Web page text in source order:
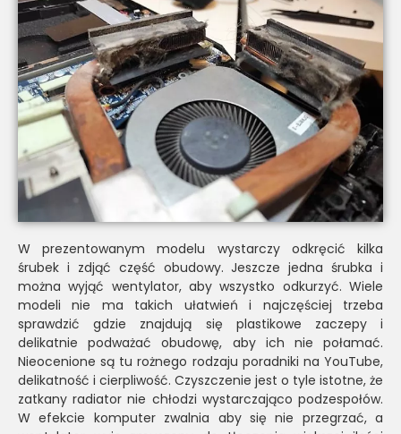
W prezentowanym modelu wystarczy odkręcić kilka
śrubek i zdjąć część obudowy. Jeszcze jedna śrubka i
można wyjąć wentylator, aby wszystko odkurzyć. Wiele
modeli nie ma takich ułatwień i najczęściej trzeba
sprawdzić gdzie znajdują się plastikowe zaczepy i
delikatnie podważać obudowę, aby ich nie połamać.
Nieocenione są tu rożnego rodzaju poradniki na YouTube,
delikatność i cierpliwość. Czyszczenie jest o tyle istotne, że
zatkany radiator nie chłodzi wystarczająco podzespołów.
W efekcie komputer zwalnia aby się nie przegrzać, a